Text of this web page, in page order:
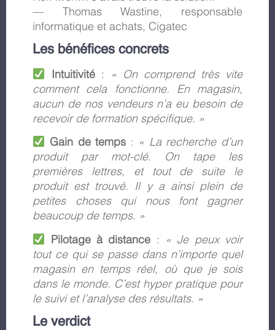
— Thomas Wastine, responsable
informatique et achats, Cigatec
Les bénéfices concrets
Intuitivité:
« On comprend très vite
comment cela fonctionne. En magasin,
aucun de nos vendeurs n’a eu besoin de
recevoir de formation spécifique. »
Gain de temps : « La recherche d’un
produit par mot-clé. On tape les
premières lettres, et tout de suite le
produit est trouvé. Il y a ainsi plein de
petites choses qui nous font gagner
beaucoup de temps. »
Pilotage à distance :
« Je peux voir
tout ce qui se passe dans n’importe quel
magasin en temps réel, où que je sois
dans le monde. C’est hyper pratique pour
le suivi et l’analyse des résultats. »
Le verdict